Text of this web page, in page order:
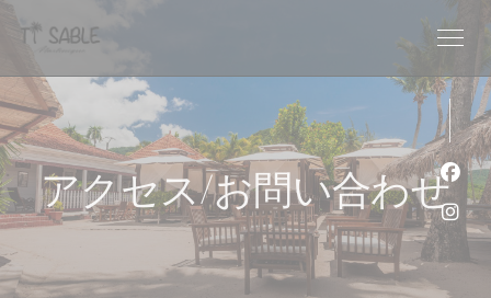
アクセス/お問い合わせ